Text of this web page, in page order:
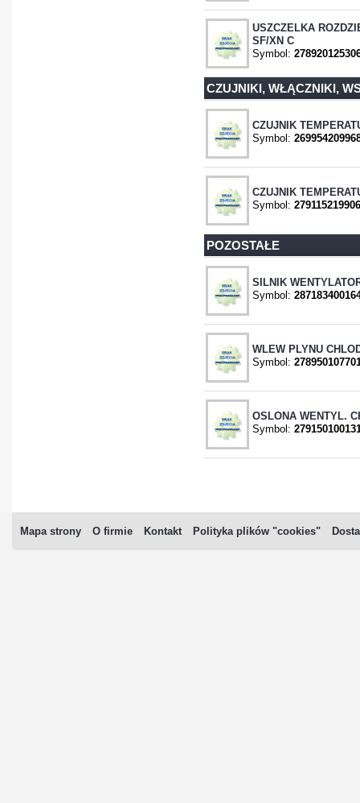
USZCZELKA
SF/XN C
Symbol:
CZUJNIKI, WŁĄCZNIKI,
CZUJNIK
Symbol:
CZUJNIK
Symbol: 279115219906
POZOSTAŁE
SILNIK
Symbol:
WLEW PLYNU
Symbol:
OSLONA WENTYL.
Symbol:
Mapa strony O firmie Kontakt Polityka plików "cookies"